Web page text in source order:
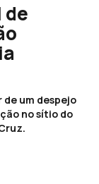
de
um despejo
no sítio do